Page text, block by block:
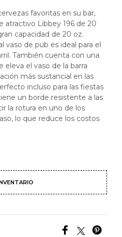
favoritas en su bar,
atractivo Libbey 196 de 20
capacidad de 20 oz.
vaso de pub es ideal para el
También cuenta con una
eleva el vaso de la barra
más sustancial en las
incluso para las fiestas
un borde resistente a las
la rotura en uno de los
lo que reduce los costos